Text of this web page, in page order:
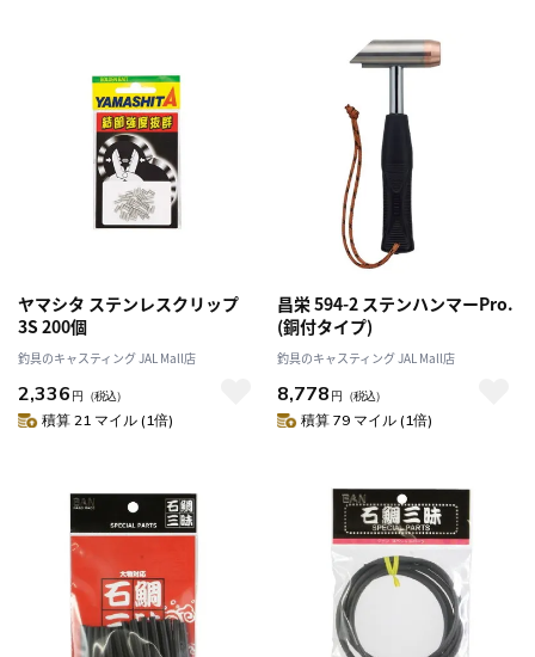
ヤマシタ ステンレスクリップ
3S 200個
釣具のキャスティング JAL Mall店
2,336 円 （税込）
積算 21 マイル (1倍)
昌栄 594-2 ステンハンマーPro.
(銅付タイプ)
釣具のキャスティング JAL Mall店
8,778 円 （税込）
積算 79 マイル (1倍)